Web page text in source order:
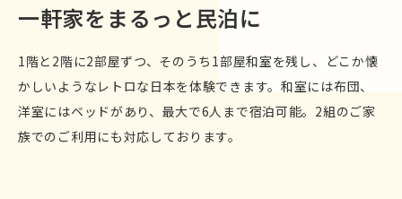
一軒家をまるっと民泊に
1階と2階に2部屋ずつ、そのうち1部屋和室を残し、どこか懐
かしいようなレトロな日本を体験できます。和室には布団、
洋室にはベッドがあり、最大で6人まで宿泊可能。2組のご家
族でのご利用にも対応しております。